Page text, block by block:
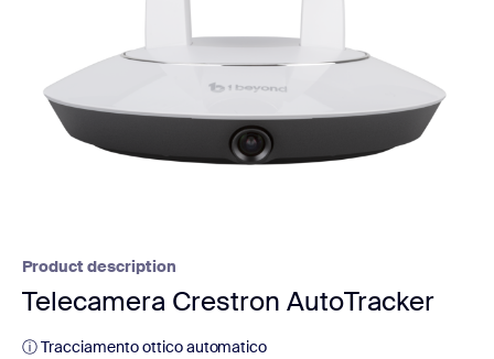
Product description
Telecamera Crestron AutoTracker
ⓘ Tracciamento ottico automatico